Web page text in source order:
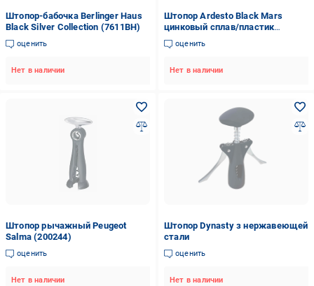
Штопор-бабочка Berlinger Haus
Black Silver Collection (7611BH)
оценить
Нет в наличии
Штопор Ardesto Black Mars
цинковый сплав/пластик
Черный (ERC-AR2140B)
оценить
Нет в наличии
Штопор рычажный Peugeot
Salma (200244)
оценить
Нет в наличии
Штопор Dynasty з нержавеющей
стали
оценить
Нет в наличии